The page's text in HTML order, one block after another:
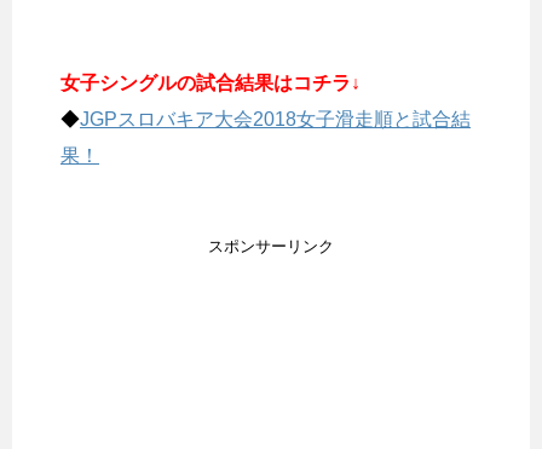
女子シングルの試合結果はコチラ↓
◆JGPスロバキア大会2018女子滑走順と試合結
果！
スポンサーリンク